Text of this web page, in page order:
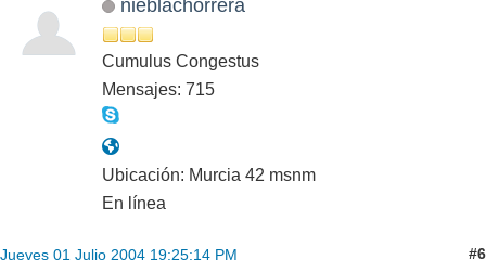
nieblachorrera
Cumulus Congestus
Mensajes: 715
Ubicación: Murcia 42 msnm
En línea
Jueves 01 Julio 2004 19:25:14 PM #6